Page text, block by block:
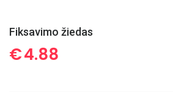
Fiksavimo žiedas
€4.88